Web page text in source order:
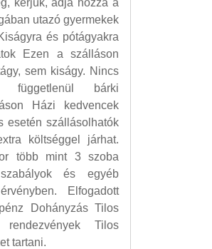
utazó gyermekek
és pótágyakra
Ezen a szálláson
sem kiságy. Nincs
függetlenül bárki
Házi kedvencek
esetén szállásolhatók
költséggel járhat.
több mint 3 szoba
és egyéb
Elfogadott
Dohányzás Tilos
Tilos
tartani.